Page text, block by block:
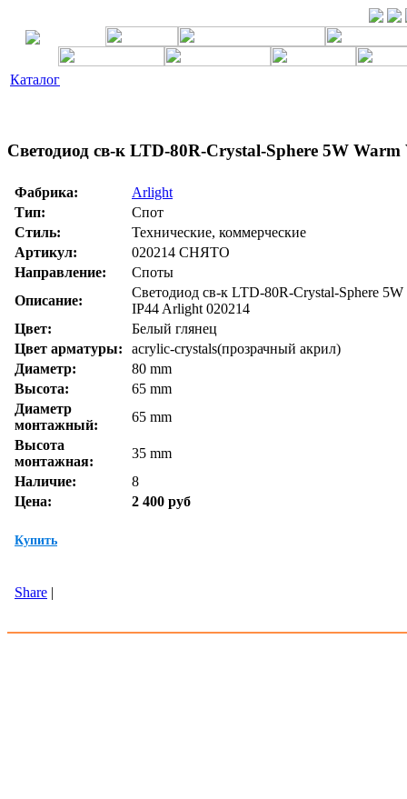
Каталог
Светодиод св-к LTD-80R-Crystal-Sphere 5W
Фабрика:
Arlight
Тип:
Спот
Стиль:
Технические, коммерческие
Артикул:
020214 СНЯТО
Направление:
Споты
Описание:
Светодиод св-к LTD-80R-Crystal-Sphere 5W
IP44 Arlight 020214
Цвет:
Белый глянец
Цвет арматуры:
acrylic-crystals(прозрачный акрил)
Диаметр:
80 mm
Высота:
65 mm
Диаметр
монтажный:
65 mm
Высота
монтажная:
35 mm
Наличие:
8
Цена:
2 400 руб
Купить
Share |